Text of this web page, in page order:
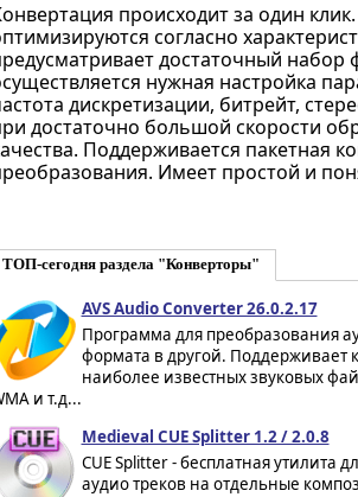
происходит за один
согласно
достаточный набор
нужная настройка
дискретизации, битрейт,
достаточно большой скорости
Поддерживается пакетная
Имеет простой и
ТОП-сегодня раздела "Конверторы"
AVS Audio Converter 26.0.2.17
Программа для преобразования
формата в другой. Поддерживает
наиболее известных звуковых
и т.д...
Medieval CUE Splitter 1.2 / 2.0.8
CUE Splitter - бесплатная утилита
аудио треков на отдельные